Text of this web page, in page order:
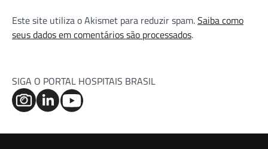
Este site utiliza o Akismet para reduzir spam.Saiba como
seus dados em comentários são processados.
SIGA O PORTAL HOSPITAIS BRASIL